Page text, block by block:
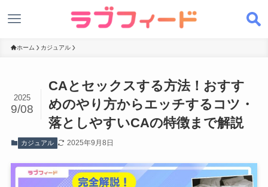
ホーム カジュアル
CAとセックスする方法！おすす
めのやり方からエッチするコツ・
落としやすいCAの特徴まで解説
2025
9/08
カジュアル 2025年9月8日